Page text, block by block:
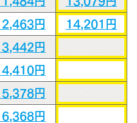
円 14,201円
円
円
円
円